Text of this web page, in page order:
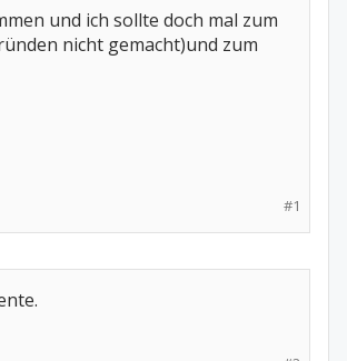
und ich sollte doch mal zum
nicht gemacht)und zum
#1